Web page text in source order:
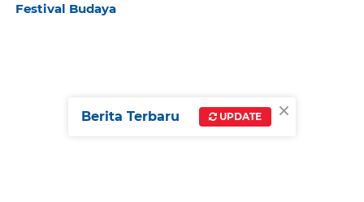
Festival Budaya
×
Berita Terbaru UPDATE